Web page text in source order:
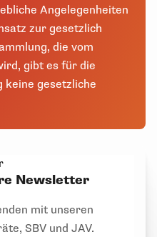
Angelegenheiten
zur gesetzlich
die vom
gibt es für die
gesetzliche
Newsletter
mit unseren
SBV und JAV.